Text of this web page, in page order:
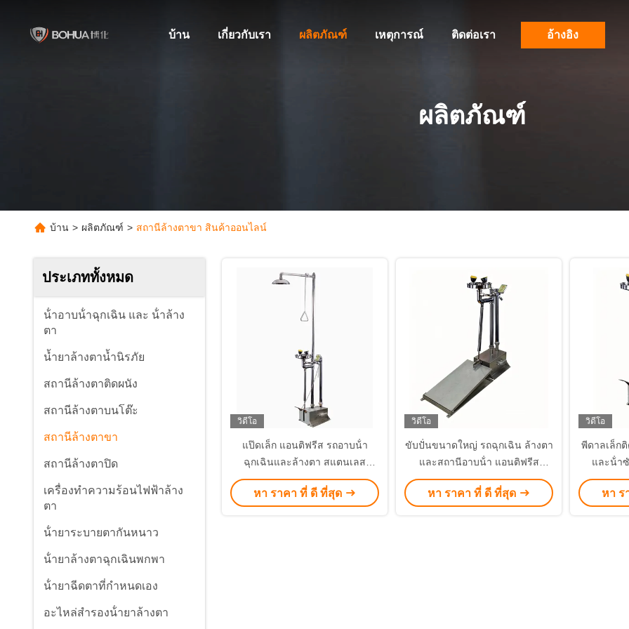
บ้าน เกี่ยวกับเรา ผลิตภัณฑ์ เหตุการณ์ ติดต่อเรา อ้างอิง
ผลิตภัณฑ์
บ้าน > ผลิตภัณฑ์ > สถานีล้างตาขา สินค้าออนไลน์
ประเภททั้งหมด
น้ําอาบน้ําฉุกเฉิน และ น้ําล้าง
ตา
น้ำยาล้างตาน้ำนิรภัย
สถานีล้างตาติดผนัง
สถานีล้างตาบนโต๊ะ
สถานีล้างตาขา
สถานีล้างตาปิด
เครื่องทำความร้อนไฟฟ้าล้าง
ตา
น้ํายาระบายตากันหนาว
น้ํายาล้างตาฉุกเฉินพกพา
น้ํายาฉีดตาที่กําหนดเอง
อะไหล่สํารองน้ํายาล้างตา
วิดีโอ
แป๊ดเล็ก แอนติฟรีส รถอาบน้ํา
ฉุกเฉินและล้างตา สแตนเลส
BH30-5012
หา ราคา ที่ ดี ที่สุด
วิดีโอ
ขับปั่นขนาดใหญ่ รถฉุกเฉิน ล้างตา
และสถานีอาบน้ํา แอนติฟรีส
BH32-5012
หา ราคา ที่ ดี ที่สุด
วิดีโอ
พีดาลเล็ก
และน้ํา
หา ร